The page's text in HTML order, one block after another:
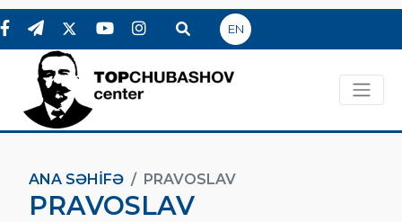
EN
ANA SƏHIFƏ PRAVOSLAV
PRAVOSLAV